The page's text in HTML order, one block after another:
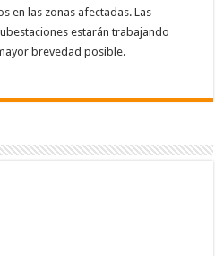
en las zonas afectadas. Las
estarán trabajando
brevedad posible.